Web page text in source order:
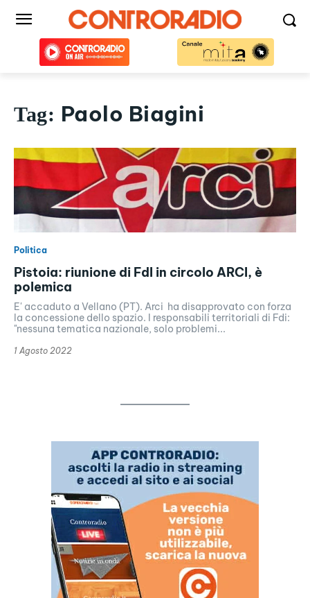
Tag: Paolo Biagini
Politica
Pistoia: riunione di FdI in circolo ARCI, è
polemica
E' accaduto a Vellano (PT). Arci ha disapprovato con forza
la concessione dello spazio. I responsabili territoriali di Fdi:
"nessuna tematica nazionale, solo problemi...
1 Agosto 2022